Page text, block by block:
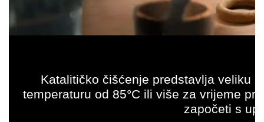
Katalitičko čišćenje predstavlja veliku
temperaturu od 85°C ili više za vrijeme
započeti s